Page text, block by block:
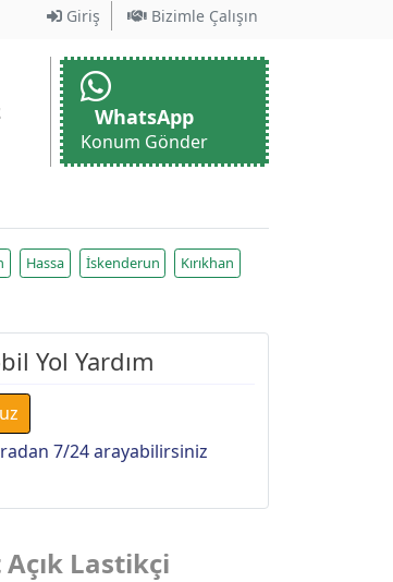
Giriş Bizimle Çalışın
WhatsApp
Konum Gönder
Hassa İskenderun
Kırıkhan
Yol Yardım
7/24 arayabilirsiniz
Lastikçi